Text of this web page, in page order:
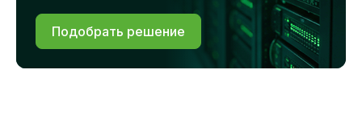
Подобрать решение